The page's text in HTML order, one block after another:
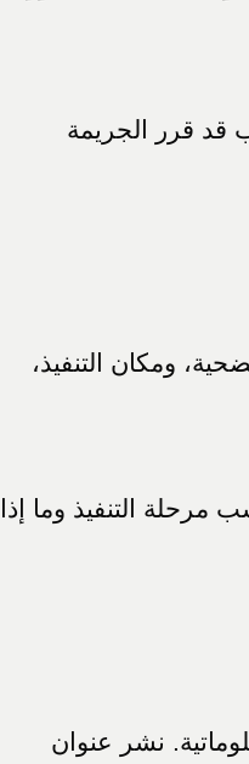
قد قرر الجريمة
ومكان التنفيذ،
التنفيذ وما إذا
نشر عنوان